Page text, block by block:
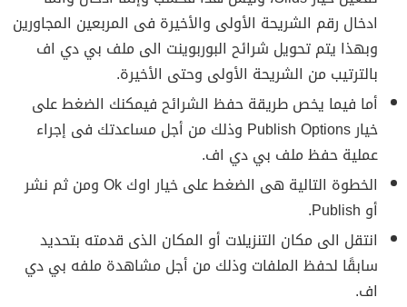
ادخال رقم الشريحة الأولى والأخيرة فى المربعين المجاورين
وبهذا يتم تحويل شرائح البوربوينت الى ملف بي دي اف
بالترتيب من الشريحة الأولى وحتى الأخيرة.
أما فيما يخص طريقة حفظ الشرائح فيمكنك الضغط على
خيار Publish Options وذلك من أجل مساعدتك فى إجراء
عملية حفظ ملف بي دي اف.
الخطوة التالية هى الضغط على خيار اوك Ok ومن ثم نشر
أو Publish.
انتقل الى مكان التنزيلات أو المكان الذى قدمته بتحديد
سابقًا لحفظ الملفات وذلك من أجل مشاهدة ملفه بي دي
اف.